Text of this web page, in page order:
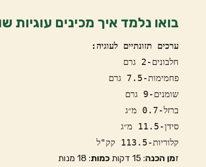
בואו נלמד איך מכינים עוגיות
ערכים תזונתיים לעוגיה:
חלבונים-2 גרם
פחמימות-7.5 גרם
שומנים-9 גרם
ברזל-0.7 מ״ג
סידן-11.5 מ״ג
קלוריות-113.5 קק"ל
זמן הכנה: 15 דקות כמות: 18 מנות